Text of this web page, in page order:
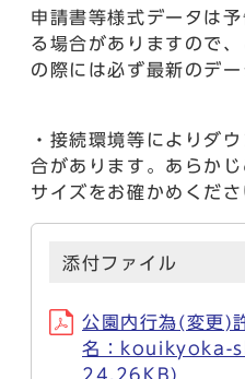
申請書等様式データは
る場合がありますので、
の際には必ず最新のデ
・接続環境等によりダ
合があります。あらか
サイズをお確かめくださ
添付ファイル
公園内行為(変更)
名：kouikyoka-
24.26KB)